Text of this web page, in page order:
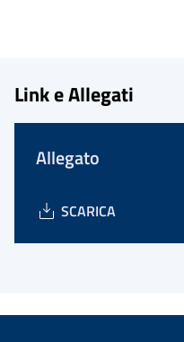
Link e Allegati
Allegato
SCARICA